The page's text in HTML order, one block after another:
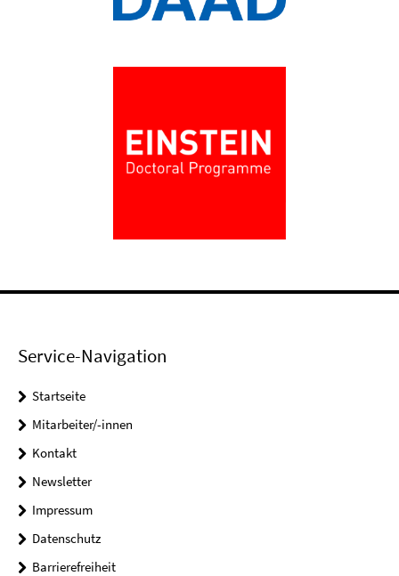
Service-Navigation
Startseite
Mitarbeiter/-innen
Kontakt
Newsletter
Impressum
Datenschutz
Barrierefreiheit